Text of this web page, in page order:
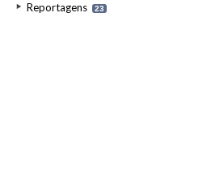
Reportagens 23